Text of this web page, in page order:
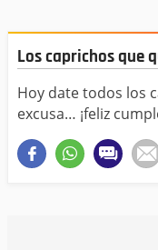
SOBRINA
HERMANO
PAPA
Los caprichos que
Hoy date todos los
excusa… ¡feliz